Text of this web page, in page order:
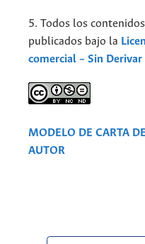
5. Todos los
publicados bajo la
comercial – Sin Derivar
MODELO DE CARTA
AUTOR